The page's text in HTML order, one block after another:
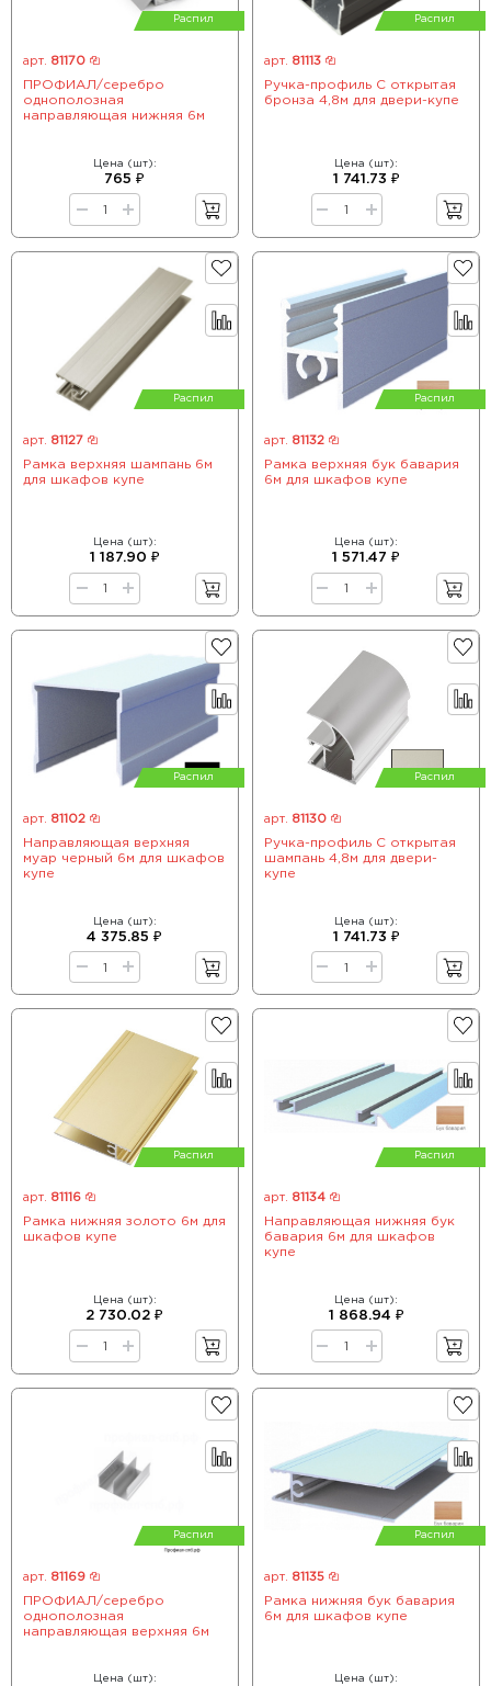
Распил
арт. 81170
ПРОФИАЛ/серебро
однополозная
направляющая нижняя 6м
Цена (шт):
765 ₽
Распил
арт. 81113
Ручка-профиль С открытая
бронза 4,8м для двери-купе
Цена (шт):
1 741.73 ₽
Распил
арт. 81127
Рамка верхняя шампань 6м
для шкафов купе
Цена (шт):
1 187.90 ₽
Распил
арт. 81132
Рамка верхняя бук бавария
6м для шкафов купе
Цена (шт):
1 571.47 ₽
Распил
арт. 81102
Направляющая верхняя
муар черный 6м для шкафов
купе
Цена (шт):
4 375.85 ₽
Распил
арт. 81130
Ручка-профиль С открытая
шампань 4,8м для двери-
купе
Цена (шт):
1 741.73 ₽
Распил
арт. 81116
Рамка нижняя золото 6м для
шкафов купе
Цена (шт):
2 730.02 ₽
Распил
арт. 81134
Направляющая нижняя бук
бавария 6м для шкафов
купе
Цена (шт):
1 868.94 ₽
Распил
арт. 81169
ПРОФИАЛ/серебро
однополозная
направляющая верхняя 6м
Цена (шт):
Распил
арт. 81135
Рамка нижняя бук бавария
6м для шкафов купе
Цена (шт):